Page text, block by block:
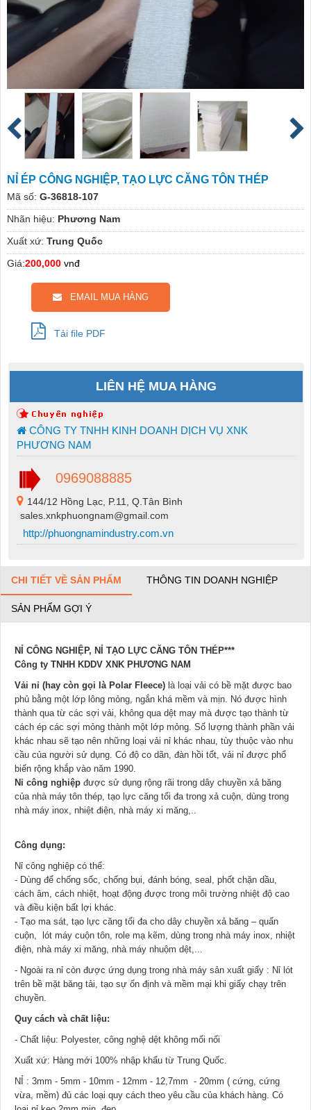
NỈ ÉP CÔNG NGHIỆP, TẠO LỰC CĂNG TÔN THÉP
Mã số: G-36818-107
Nhãn hiệu: Phương Nam
Xuất xứ: Trung Quốc
Giá:200,000 vnđ
EMAIL MUA HÀNG
Tải file PDF
LIÊN HỆ MUA HÀNG
CÔNG TY TNHH KINH DOANH DỊCH VỤ XNK
PHƯƠNG NAM
0969088885
144/12 Hồng Lạc, P.11, Q.Tân Bình
sales.xnkphuongnam@gmail.com
http://phuongnamindustry.com.vn
CHI TIẾT VỀ SẢN PHẨM THÔNG TIN DOANH NGHIỆP
SẢN PHẨM GỢI Ý
NỈ CÔNG NGHIỆP, NỈ TẠO LỰC CĂNG TÔN THÉP***
Công ty TNHH KDDV XNK PHƯƠNG NAM
Vải nỉ (hay còn gọi là Polar Fleece) là loại vải có bề mặt được bao
phủ bằng một lớp lông mỏng, ngắn khá mềm và mịn. Nó được hình
thành qua từ các sợi vải, không qua dệt may mà được tạo thành từ
cách ép các sợi mỏng thành một lớp mỏng. Số lượng thành phần vải
khác nhau sẽ tạo nên những loại vải nỉ khác nhau, tùy thuộc vào nhu
cầu của người sử dụng. Có độ co dãn, đàn hồi tốt, vải nỉ được phổ
biến rộng khắp vào năm 1990.
Nỉ công nghiệp được sử dụng rộng rãi trong dây chuyền xả băng
của nhà máy tôn thép, tạo lực căng tối đa trong xả cuộn, dùng trong
nhà máy inox, nhiệt điện, nhà máy xi măng,..
Công dụng:
Nỉ công nghiệp có thể:
- Dùng để chống sốc, chống bụi, đánh bóng, seal, phốt chặn dầu,
cách âm, cách nhiệt, hoạt động được trong môi trường nhiệt độ cao
và điều kiện bất lợi khác.
- Tạo ma sát, tạo lực căng tối đa cho dây chuyền xả băng – quấn
cuộn, lót máy cuộn tôn, role mạ kẽm, dùng trong nhà máy inox, nhiệt
điện, nhà máy xi măng, nhà máy nhuộm dệt,...
- Ngoài ra nỉ còn được ứng dụng trong nhà máy sản xuất giấy : Nỉ lót
trên bề mặt băng tải, tạo sự ổn định và mềm mại khi giấy chạy trên
chuyền.
Quy cách và chất liệu:
- Chất liệu: Polyester, công nghệ dệt không mối nối
Xuất xứ: Hàng mới 100% nhập khẩu từ Trung Quốc.
NỈ : 3mm - 5mm - 10mm - 12mm - 12,7mm - 20mm ( cứng, cứng
vừa, mềm) đủ các loại quy cách theo yêu cầu của khách hàng. Có